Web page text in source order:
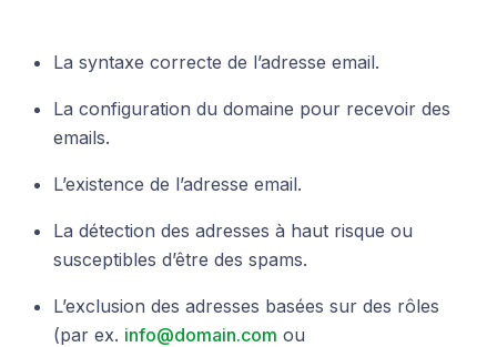
La syntaxe correcte de l’adresse email.
La configuration du domaine pour recevoir des
emails.
L’existence de l’adresse email.
La détection des adresses à haut risque ou
susceptibles d’être des spams.
L’exclusion des adresses basées sur des rôles
(par ex. info@domain.com ou